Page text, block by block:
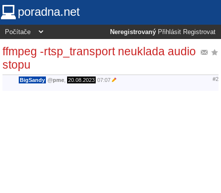
poradna.net
Neregistrovaný Přihlásit Registrovat
ffmpeg -rtsp_transport neuklada audio
stopu
BigSandy @pme 20.08.2023 07:07 #2